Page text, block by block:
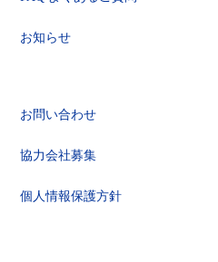
お知らせ
お問い合わせ
協力会社募集
個人情報保護方針